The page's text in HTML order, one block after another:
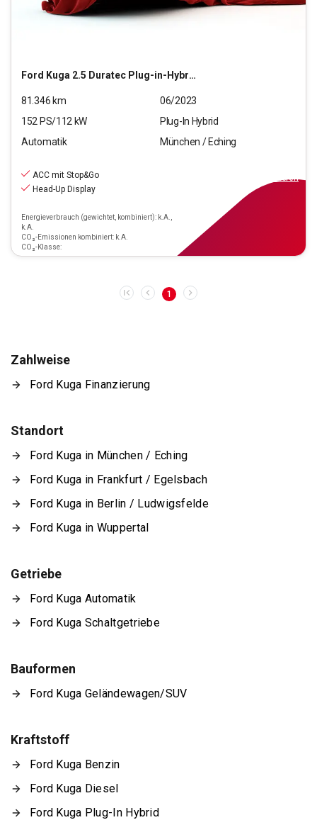
Ford Kuga 2.5 Duratec Plug-in-Hybrid PHEV ST-Line X (EU
81.346 km
06/2023
152 PS/112 kW
Plug-In Hybrid
Automatik
München / Eching
ACC mit Stop&Go
Head-Up Display
Energieverbrauch (gewichtet, kombiniert): k.A.,
k.A.
CO₂-Emissionen kombiniert: k.A.
CO₂-Klasse:
finanzieren
1
Zahlweise
Ford Kuga Finanzierung
Standort
Ford Kuga in München / Eching
Ford Kuga in Frankfurt / Egelsbach
Ford Kuga in Berlin / Ludwigsfelde
Ford Kuga in Wuppertal
Getriebe
Ford Kuga Automatik
Ford Kuga Schaltgetriebe
Bauformen
Ford Kuga Geländewagen/SUV
Kraftstoff
Ford Kuga Benzin
Ford Kuga Diesel
Ford Kuga Plug-In Hybrid